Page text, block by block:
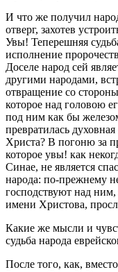
И что же получил
отверг, захотев
Увы! Теперешняя
исполнение
Доселе народ сей
другими народами,
отвращение со
которое над головою
под ним как бы
превратилась
Христа? В погоню за
которое увы! как
Синае, не является
народа: по-прежнему
господствуют над ним,
имени Христова,
Какие же мысли и
судьба народа
После того, как,